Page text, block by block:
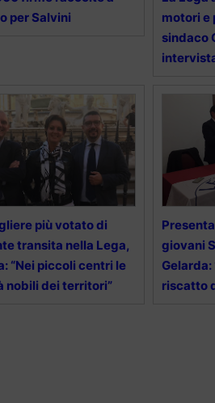
per Salvini
motori e
sindaco
più votato di
transita nella Lega,
“Nei piccoli centri le
nobili dei territori”
giovani
Gelarda:
riscatto